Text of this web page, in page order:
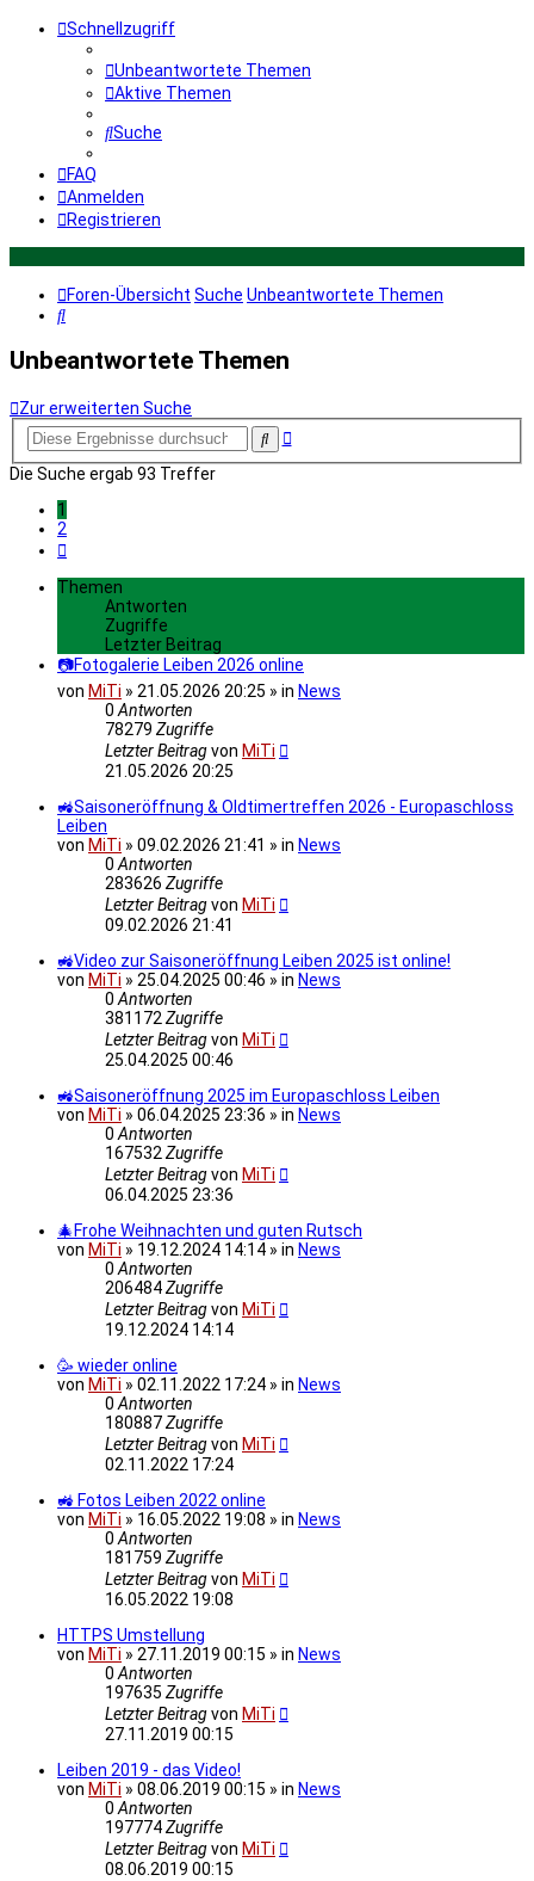
Schnellzugriff
Unbeantwortete Themen
Aktive Themen
Suche
FAQ
Anmelden
Registrieren
Foren-Übersicht Suche Unbeantwortete Themen
Suche
Unbeantwortete Themen
Zur erweiterten Suche
SucheErweiterte
Die Suche ergab 93 Treffer
1
2
Themen
Antworten
Zugriffe
Letzter Beitrag
📷Fotogalerie Leiben 2026 online
von MiTi » 21.05.2026 20:25 » in News
0Antworten
78279 Zugriffe
Letzter Beitragvon MiTi
21.05.2026 20:25
🚜Saisoneröffnung & Oldtimertreffen 2026 - Europaschloss
Leiben
von MiTi » 09.02.2026 21:41 » in News
0Antworten
283626 Zugriffe
Letzter Beitragvon MiTi
09.02.2026 21:41
🚜Video zur Saisoneröffnung Leiben 2025 ist online!
von MiTi » 25.04.2025 00:46 » in News
0Antworten
381172Zugriffe
Letzter Beitragvon MiTi
25.04.2025 00:46
🚜Saisoneröffnung 2025 im Europaschloss Leiben
von MiTi » 06.04.2025 23:36 » in News
0Antworten
167532Zugriffe
Letzter Beitragvon MiTi
06.04.2025 23:36
🎄Frohe Weihnachten und guten Rutsch
von MiTi » 19.12.2024 14:14 » in News
0Antworten
206484Zugriffe
Letzter Beitragvon MiTi
19.12.2024 14:14
🥳 wieder online
von MiTi » 02.11.2022 17:24 » in News
0Antworten
180887Zugriffe
Letzter Beitragvon MiTi
02.11.2022 17:24
🚜 Fotos Leiben 2022 online
von MiTi » 16.05.2022 19:08 » in News
0Antworten
181759 Zugriffe
Letzter Beitragvon MiTi
16.05.2022 19:08
HTTPS Umstellung
von MiTi » 27.11.2019 00:15 » in News
0Antworten
197635 Zugriffe
Letzter Beitragvon MiTi
27.11.2019 00:15
Leiben 2019 - das Video!
von MiTi » 08.06.2019 00:15 » in News
0Antworten
197774Zugriffe
Letzter Beitragvon MiTi
08.06.2019 00:15